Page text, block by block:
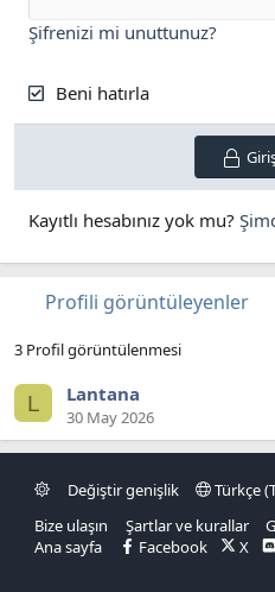
Şifrenizi mi unuttunuz?
Beni hatırla
Kayıtlı hesabınız yok mu?
Profili görüntüleyenler
3 Profil görüntülenmesi
L Lantana
30 May 2026
Değiştir genişlik
Türkçe
Bize ulaşın
Şartlar ve kurallar
Ana sayfa
Facebook X